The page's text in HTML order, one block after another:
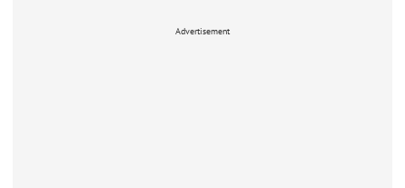
Advertisement